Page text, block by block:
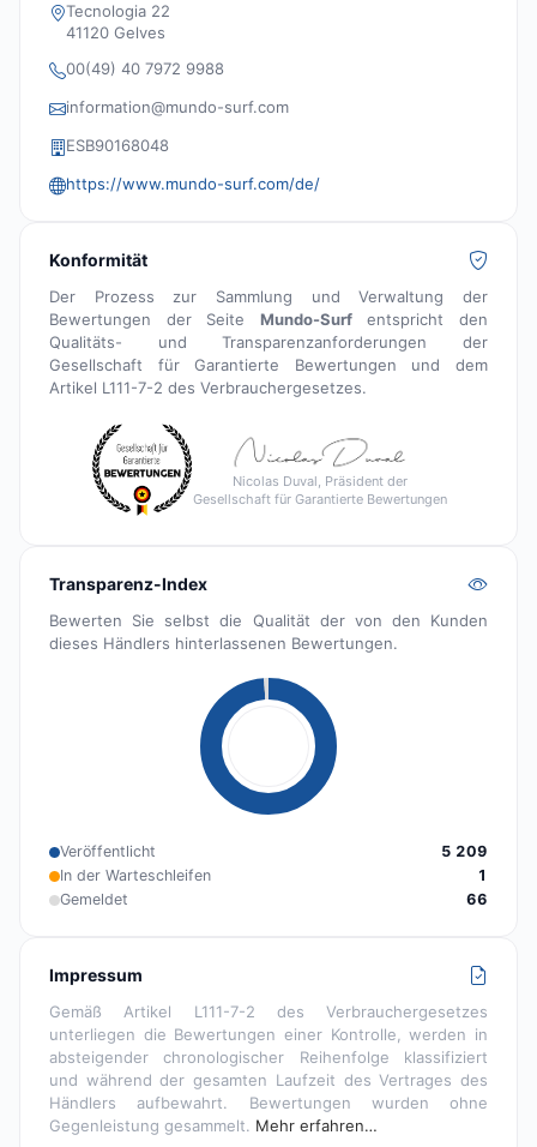
Tecnologia 22
41120 Gelves
00(49) 40 7972 9988
information@mundo-surf.com
ESB90168048
https://www.mundo-surf.com/de/
Konformität
Der Prozess zur Sammlung und Verwaltung der
Bewertungen der Seite Mundo-Surfentspricht den
Qualitäts- und Transparenzanforderungen der
Gesellschaft für Garantierte Bewertungen und dem
Artikel L111-7-2 des Verbrauchergesetzes.
Nicolas Duval, Präsident der
Gesellschaft für Garantierte Bewertungen
Transparenz-Index
Bewerten Sie selbst die Qualität der von den Kunden
dieses Händlers hinterlassenen Bewertungen.
Veröffentlicht
5 209
In der Warteschleifen
1
Gemeldet
66
Impressum
Gemäß Artikel L111-7-2 des Verbrauchergesetzes
unterliegen die Bewertungen einer Kontrolle, werden in
absteigender chronologischer Reihenfolge klassifiziert
und während der gesamten Laufzeit des Vertrages des
Händlers aufbewahrt. Bewertungen wurden ohne
Gegenleistung gesammelt. Mehr erfahren…